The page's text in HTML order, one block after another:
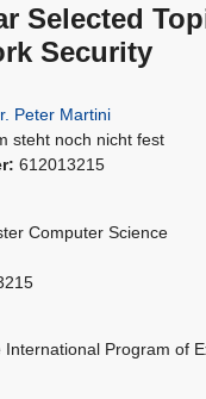
Selected
Security
Peter Martini
steht noch nicht fest
612013215
Computer Science
Program of